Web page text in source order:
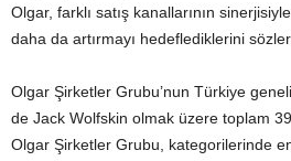
Olgar, farklı satış kanallarının
daha da artırmayı hedeflediklerini
Olgar Şirketler Grubu’nun Türkiye
de Jack Wolfskin olmak üzere toplam
Olgar Şirketler Grubu, kategorilerinde